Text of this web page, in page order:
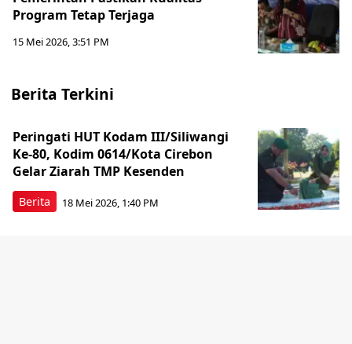
Program Tetap Terjaga
15 Mei 2026, 3:51 PM
Berita Terkini
Berita
Peringati HUT Kodam III/Siliwangi
Ke-80, Kodim 0614/Kota Cirebon
Gelar Ziarah TMP Kesenden
18 Mei 2026, 1:40 PM